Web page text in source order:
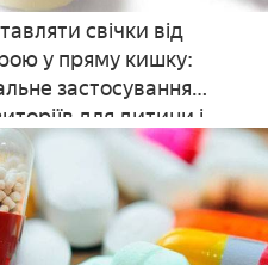
свічки від
у пряму кишку:
застосування
для дитини і